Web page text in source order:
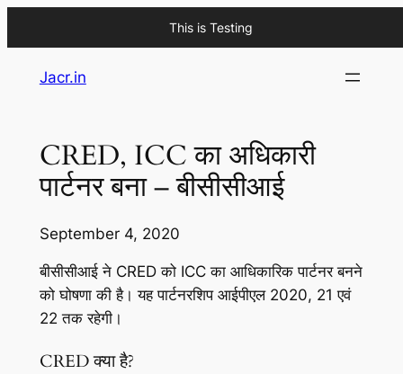
This is Testing
Jacr.in
CRED, ICC का अधिकारी
पार्टनर बना – बीसीसीआई
September 4, 2020
बीसीसीआई ने CRED को ICC का आधिकारिक पार्टनर बनने
को घोषणा की है। यह पार्टनरशिप आईपीएल 2020, 21 एवं
22 तक रहेगी।
CRED क्या है?